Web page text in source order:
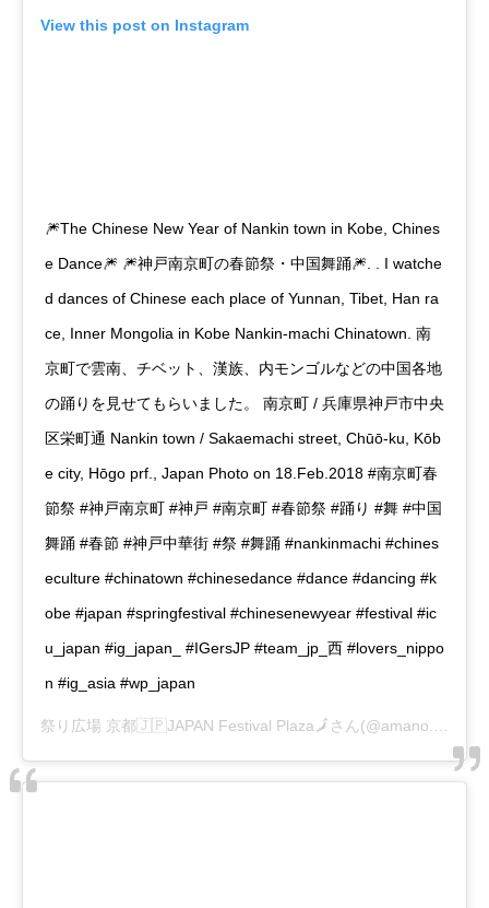
View this post on Instagram
🎆The Chinese New Year of Nankin town in Kobe, Chines
e Dance🎆 🎆神戸南京町の春節祭・中国舞踊🎆. . I watche
d dances of Chinese each place of Yunnan, Tibet, Han ra
ce, Inner Mongolia in Kobe Nankin-machi Chinatown. 南
京町で雲南、チベット、漢族、内モンゴルなどの中国各地
の踊りを見せてもらいました。 南京町 / 兵庫県神戸市中央
区栄町通 Nankin town / Sakaemachi street, Chūō-ku, Kōb
e city, Hōgo prf., Japan Photo on 18.Feb.2018 #南京町春
節祭 #神戸南京町 #神戸 #南京町 #春節祭 #踊り #舞 #中国
舞踊 #春節 #神戸中華街 #祭 #舞踊 #nankinmachi #chines
eculture #chinatown #chinesedance #dance #dancing #k
obe #japan #springfestival #chinesenewyear #festival #ic
u_japan #ig_japan_ #IGersJP #team_jp_西 #lovers_nippo
n #ig_asia #wp_japan
祭り広場 京都🇯🇵JAPAN Festival Plaza🗾 さん(@amano.jun)がシェアした投稿 –